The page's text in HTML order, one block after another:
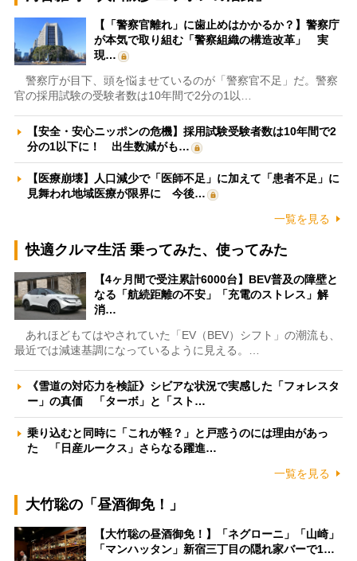
【「警察官離れ」に歯止めはかかるか？】警察庁
が本気で取り組む「警察組織の構造改革」 実
現…
警察庁が目下、頭を悩ませているのが「警察官不足」だ。警察
官の採用試験の受験者数は10年間で2分の1以…
【安全・安心ニッポンの危機】採用試験受験者数は10年間で2
分の1以下に！ 出生数減がも…
【医療崩壊】人口減少で「医師不足」に加えて「患者不足」に
見舞われ地域医療が限界に 今後…
一覧を見る
快適クルマ生活 乗ってみた、使ってみた
【4ヶ月間で受注累計6000台】BEV普及の障壁と
なる「航続距離の不安」「充電のストレス」解
消…
あれほどもてはやされていた「EV（BEV）シフト」の潮流も、
最近では減速基調になっているように見える。…
《雪道の対応力を検証》シビアな状況で実感した「フォレスタ
ー」の真価 「ターボ」と「スト…
乗り込むと同時に「これが軽？」と戸惑うのには理由があっ
た 「日産ルークス」さらなる躍進…
一覧を見る
大竹聡の「昼酒御免！」
【大竹聡の昼酒御免！】「ネグローニ」「山崎」
「マンハッタン」新宿三丁目の隠れ家バーで1…